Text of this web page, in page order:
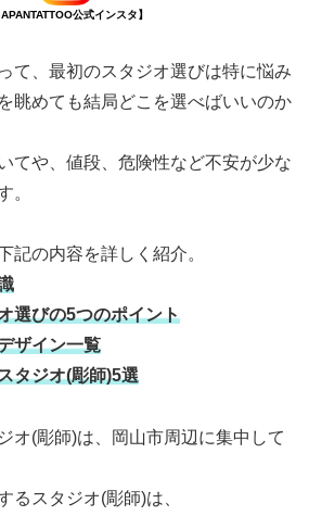
公式インスタ】
て、最初のスタジオ選びは特に悩み
眺めても結局どこを選べばいいのか
てや、値段、危険性など不安が少な
。
記の内容を詳しく紹介。
選びの5つのポイント
ザイン一覧
タジオ(彫師)5選
オ(彫師)は、岡山市周辺に集中して
るスタジオ(彫師)は、